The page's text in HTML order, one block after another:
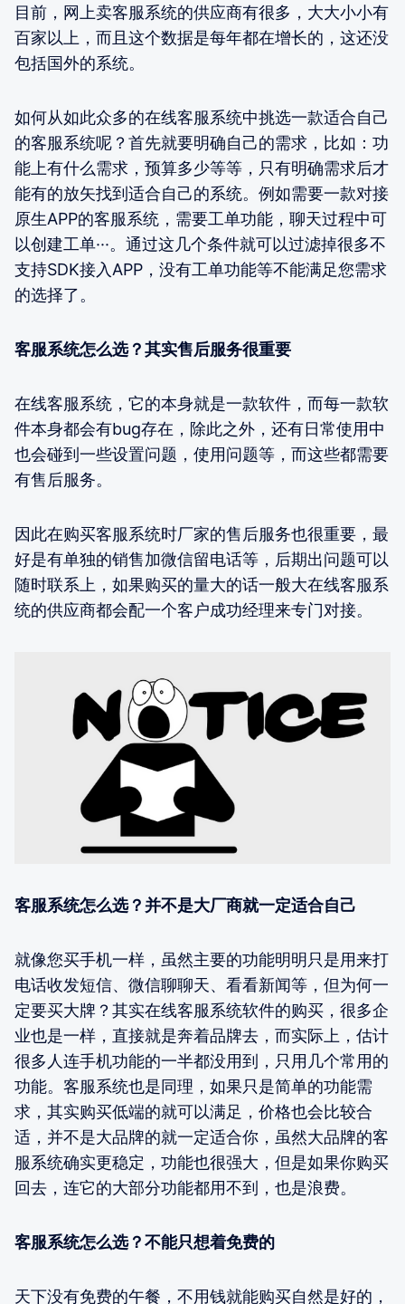
目前，网上卖客服系统的供应商有很多，大大小小有
百家以上，而且这个数据是每年都在增长的，这还没
包括国外的系统。
如何从如此众多的在线客服系统中挑选一款适合自己
的客服系统呢？首先就要明确自己的需求，比如：功
能上有什么需求，预算多少等等，只有明确需求后才
能有的放矢找到适合自己的系统。例如需要一款对接
原生APP的客服系统，需要工单功能，聊天过程中可
以创建工单···。通过这几个条件就可以过滤掉很多不
支持SDK接入APP，没有工单功能等不能满足您需求
的选择了。
客服系统怎么选？其实售后服务很重要
在线客服系统，它的本身就是一款软件，而每一款软
件本身都会有bug存在，除此之外，还有日常使用中
也会碰到一些设置问题，使用问题等，而这些都需要
有售后服务。
因此在购买客服系统时厂家的售后服务也很重要，最
好是有单独的销售加微信留电话等，后期出问题可以
随时联系上，如果购买的量大的话一般大在线客服系
统的供应商都会配一个客户成功经理来专门对接。
客服系统怎么选？并不是大厂商就一定适合自己
就像您买手机一样，虽然主要的功能明明只是用来打
电话收发短信、微信聊聊天、看看新闻等，但为何一
定要买大牌？其实在线客服系统软件的购买，很多企
业也是一样，直接就是奔着品牌去，而实际上，估计
很多人连手机功能的一半都没用到，只用几个常用的
功能。客服系统也是同理，如果只是简单的功能需
求，其实购买低端的就可以满足，价格也会比较合
适，并不是大品牌的就一定适合你，虽然大品牌的客
服系统确实更稳定，功能也很强大，但是如果你购买
回去，连它的大部分功能都用不到，也是浪费。
客服系统怎么选？不能只想着免费的
天下没有免费的午餐，不用钱就能购买自然是好的，